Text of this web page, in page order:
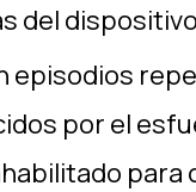
del
episodios
por el